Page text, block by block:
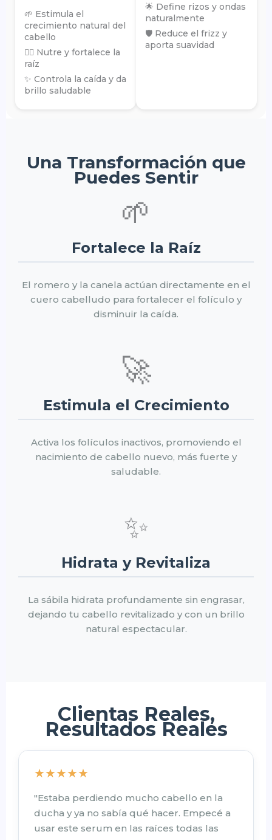
🌱 Estimula el
crecimiento natural del
cabello
💆‍♀️ Nutre y fortalece la
raíz
✨ Controla la caída y da
brillo saludable
🌟 Define rizos y ondas
naturalmente
🛡️ Reduce el frizz y
aporta suavidad
Una Transformación que
Puedes Sentir
🌱
Fortalece la Raíz
El romero y la canela actúan directamente en el
cuero cabelludo para fortalecer el folículo y
disminuir la caída.
🚀
Estimula el Crecimiento
Activa los folículos inactivos, promoviendo el
nacimiento de cabello nuevo, más fuerte y
saludable.
✨
Hidrata y Revitaliza
La sábila hidrata profundamente sin engrasar,
dejando tu cabello revitalizado y con un brillo
natural espectacular.
Clientas Reales,
Resultados Reales
★★★★★
"Estaba perdiendo mucho cabello en la
ducha y ya no sabía qué hacer. Empecé a
usar este serum en las raíces todas las